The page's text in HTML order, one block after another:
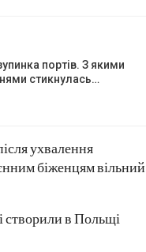
портів. З якими
стикнулась…
ухвалення
біженцям вільний
створили в Польщі